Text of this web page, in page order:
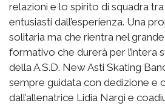
relazioni e lo spirito di squadra
entusiasti dall’esperienza. Una
solitaria ma che rientra nel
formativo che durerà per l’intera
della A.S.D. New Asti Skating
sempre guidata con dedizione e
dall’allenatrice Lidia Nargi e